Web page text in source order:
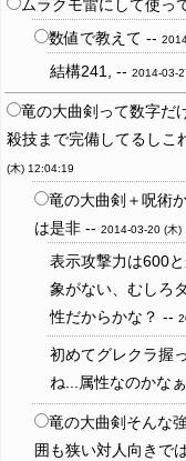
ムラクモ雷にして使っ
数値で教えて --
結構241, -- 2014-03-
竜の大曲剣って数字だ
殺技まで完備してるしこ
(木) 12:04:19
竜の大曲剣＋呪術
は是非 -- 2014-03-20 (木)
表示攻撃力は600
象がない、むしろ
性だからかな？ --
初めてグレクラ握
ね...属性なのかな
竜の大曲剣そんな
囲も狭い対人向きで